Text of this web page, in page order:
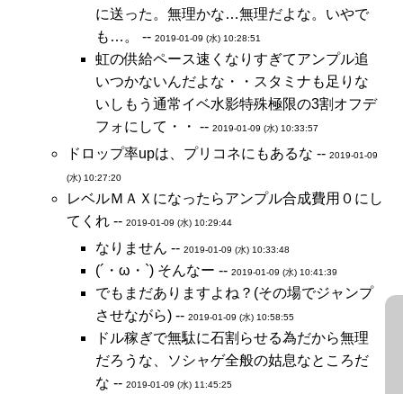
に送った。無理かな…無理だよな。いやで
も…。 -- 2019-01-09 (水) 10:28:51
虹の供給ペース速くなりすぎてアンプル追
いつかないんだよな・・スタミナも足りな
いしもう通常イベ水影特殊極限の3割オフデ
フォにして・・ -- 2019-01-09 (水) 10:33:57
ドロップ率upは、プリコネにもあるな -- 2019-01-09
(水) 10:27:20
レベルＭＡＸになったらアンプル合成費用０にし
てくれ -- 2019-01-09 (水) 10:29:44
なりません -- 2019-01-09 (水) 10:33:48
(´・ω・`) そんなー -- 2019-01-09 (水) 10:41:39
でもまだありますよね？(その場でジャンプ
させながら) -- 2019-01-09 (水) 10:58:55
ドル稼ぎで無駄に石割らせる為だから無理
だろうな、ソシャゲ全般の姑息なところだ
な -- 2019-01-09 (水) 11:45:25